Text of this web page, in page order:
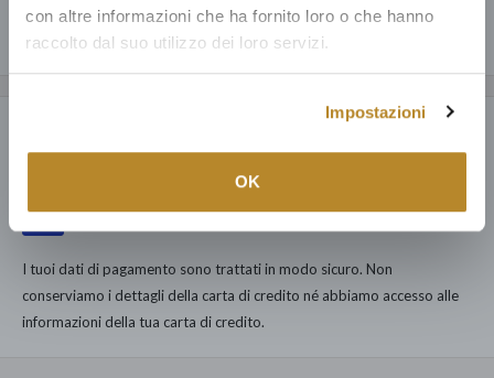
con altre informazioni che ha fornito loro o che hanno
raccolto dal suo utilizzo dei loro servizi.
Impostazioni
OK
Nella carta da parati Strawberry Thief sono raffigurate rose
stampato a mano utilizzando due serie di blocchi di legno e questa
SPECIFICHE TECNICHE
Rolli da 52 cm x 10 m
Disponibile in diverse colorazioni
Perché acquistare da Mobilmarket
Puoi fidarti: dedichiamo ad ogni nostro cliente la cura e il servizio
dell'unica catena di Lusso Democratico Italiano.
167.000 clienti dal 1960 hanno arredato le loro case con noi.
I tuoi dati di pagamento sono trattati in modo sicuro. Non
conserviamo i dettagli della carta di credito né abbiamo accesso alle
informazioni della tua carta di credito.